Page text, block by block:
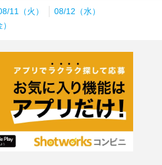
11（火）
08/12（水）